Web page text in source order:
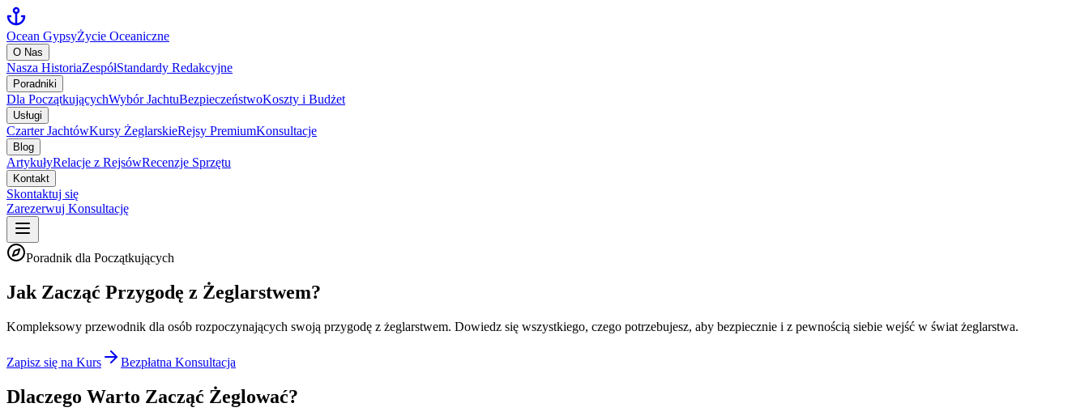
Ocean GypsyŻycie Oceaniczne
O Nas
Nasza HistoriaZespółStandardy Redakcyjne
Poradniki
Dla PoczątkującychWybór JachtuBezpieczeństwoKoszty i Budżet
Usługi
Czarter JachtówKursy ŻeglarskieRejsy PremiumKonsultacje
Blog
ArtykułyRelacje z RejsówRecenzje Sprzętu
Kontakt
Skontaktuj się
Zarezerwuj Konsultację
Poradnik dla Początkujących
Jak Zacząć Przygodę z Żeglarstwem?
Kompleksowy przewodnik dla osób rozpoczynających swoją przygodę z żeglarstwem. Dowiedz się wszystkiego, czego potrzebujesz, aby bezpiecznie i z pewnością siebie wejść w świat żeglarstwa.
Zapisz się na Kurs Bezpłatna Konsultacja
Dlaczego Warto Zacząć Żeglować?